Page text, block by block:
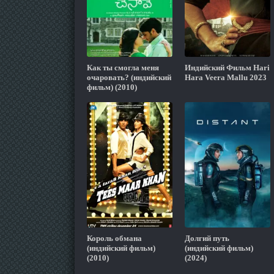
Как ты смогла меня
очаровать? (индийский
фильм) (2010)
Индийский Фильм Hari
Hara Veera Mallu 2023
Король обмана
(индийский фильм)
(2010)
Долгий путь
(индийский фильм)
(2024)